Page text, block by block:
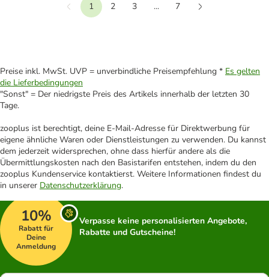
Vorherige
1 2 3 ...
7
Preise inkl. MwSt. UVP = unverbindliche Preisempfehlung * Es gelten
die Lieferbedingungen
"Sonst" = Der niedrigste Preis des Artikels innerhalb der letzten 30
Tage.
zooplus ist berechtigt, deine E-Mail-Adresse für Direktwerbung für
eigene ähnliche Waren oder Dienstleistungen zu verwenden. Du kannst
dem jederzeit widersprechen, ohne dass hierfür andere als die
Übermittlungskosten nach den Basistarifen entstehen, indem du den
zooplus Kundenservice kontaktierst. Weitere Informationen findest du
in unserer Datenschutzerklärung.
10%
Rabatt für
Deine
Anmeldung
Verpasse keine personalisierten Angebote,
Rabatte und Gutscheine!